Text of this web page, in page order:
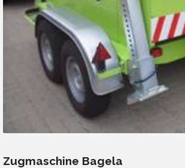
Zugmaschine Bagela